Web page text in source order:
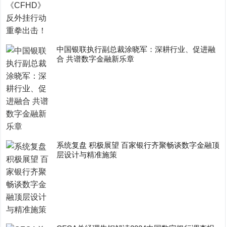
中国银联执行副总裁涂晓军：深耕行业、促进融
合 共谱数字金融新乐章
系统复盘 积极展望 百家银行齐聚畅谈数字金融顶
层设计与精准施策